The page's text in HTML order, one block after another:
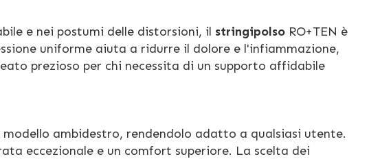
e nei postumi delle distorsioni, il stringipolso RO+TEN è
uniforme aiuta a ridurre il dolore e l'infiammazione,
prezioso per chi necessita di un supporto affidabile
ambidestro, rendendolo adatto a qualsiasi utente.
eccezionale e un comfort superiore. La scelta dei